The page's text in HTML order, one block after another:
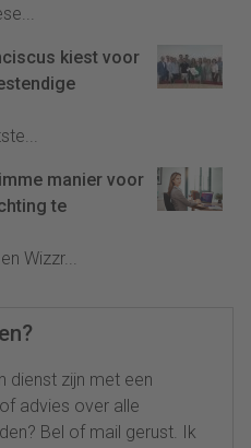
kiest voor
manier voor
te
Wizzr...
dienst zijn met een
advies over alle
Bel of mail gerust. Ik